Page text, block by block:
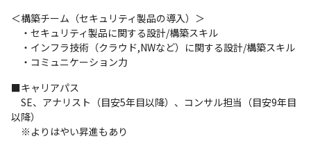
＜構築チーム（セキュリティ製品の導入）＞
・セキュリティ製品に関する設計/構築スキル
・インフラ技術（クラウド,NWなど）に関する設計/構築スキル
・コミュニケーション力
■キャリアパス
SE、アナリスト（目安5年目以降）、コンサル担当（目安9年目
以降）
※よりはやい昇進もあり